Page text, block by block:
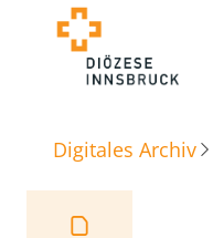
Digitales Archiv